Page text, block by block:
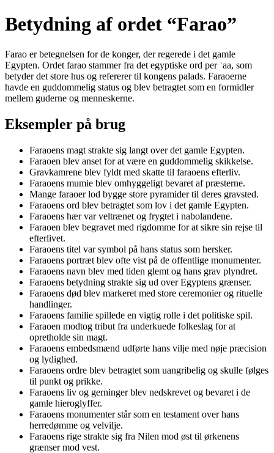
Betydning af ordet “Farao”
Farao er betegnelsen for de konger, der regerede i det gamle
Egypten. Ordet farao stammer fra det egyptiske ord per ʿaa, som
betyder det store hus og refererer til kongens palads. Faraoerne
havde en guddommelig status og blev betragtet som en formidler
mellem guderne og menneskerne.
Eksempler på brug
Faraoens magt strakte sig langt over det gamle Egypten.
Faraoen blev anset for at være en guddommelig skikkelse.
Gravkamrene blev fyldt med skatte til faraoens efterliv.
Faraoens mumie blev omhyggeligt bevaret af præsterne.
Mange faraoer lod bygge store pyramider til deres gravsted.
Faraoens ord blev betragtet som lov i det gamle Egypten.
Faraoens hær var veltrænet og frygtet i nabolandene.
Faraoen blev begravet med rigdomme for at sikre sin rejse til
efterlivet.
Faraoens titel var symbol på hans status som hersker.
Faraoens portræt blev ofte vist på de offentlige monumenter.
Faraoens navn blev med tiden glemt og hans grav plyndret.
Faraoens betydning strakte sig ud over Egyptens grænser.
Faraoens død blev markeret med store ceremonier og rituelle
handlinger.
Faraoens familie spillede en vigtig rolle i det politiske spil.
Faraoen modtog tribut fra underkuede folkeslag for at
opretholde sin magt.
Faraoens embedsmænd udførte hans vilje med nøje præcision
og lydighed.
Faraoens ordre blev betragtet som uangribelig og skulle følges
til punkt og prikke.
Faraoens liv og gerninger blev nedskrevet og bevaret i de
gamle hieroglyffer.
Faraoens monumenter står som en testament over hans
herredømme og velvilje.
Faraoens rige strakte sig fra Nilen mod øst til ørkenens
grænser mod vest.